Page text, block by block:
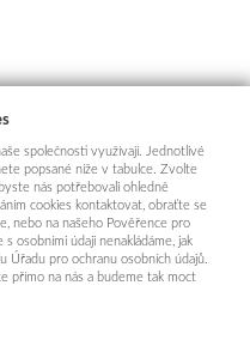
společnosti využívají. Jednotlivé
popsané níže v tabulce. Zvolte
nás potřebovali ohledně
cookies kontaktovat, obraťte se
nebo na našeho Pověřence pro
osobními údaji nenakládáme, jak
Úřadu pro ochranu osobních údajů.
přímo na nás a budeme tak moct